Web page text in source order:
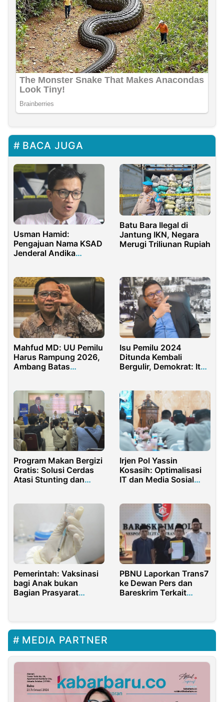
BACA JUGA
Usman Hamid:
Pengajuan Nama KSAD
Jenderal Andika
Dipertimbangkan Ulang
Batu Bara Ilegal di
Jantung IKN, Negara
Merugi Triliunan Rupiah
Mahfud MD: UU Pemilu
Harus Rampung 2026,
Ambang Batas
Isu Pemilu 2024
Ditunda Kembali
Bergulir, Demokrat: Itu
Program Makan Bergizi
Gratis: Solusi Cerdas
Atasi Stunting dan
Irjen Pol Yassin
Kosasih: Optimalisasi
IT dan Media Sosial
Pemerintah: Vaksinasi
bagi Anak bukan
Bagian Prasyarat
PBNU Laporkan Trans7
ke Dewan Pers dan
Bareskrim Terkait
MEDIA PARTNER